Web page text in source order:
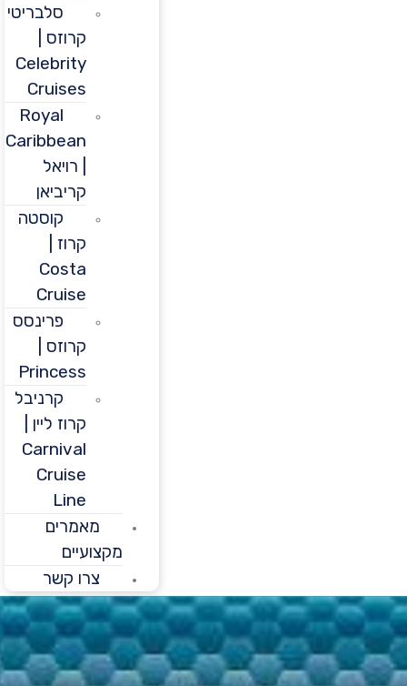
סלבריטי
קרוזס |
Celebrity
Cruises
Royal
Caribbean
קריביאן
קוסטה
Costa
Cruise
פרינסס
קרוזס |
Princess
קרניבל
קרוז ליין |
Carnival
Cruise
מאמרים
מקצועיים
צרו קשר